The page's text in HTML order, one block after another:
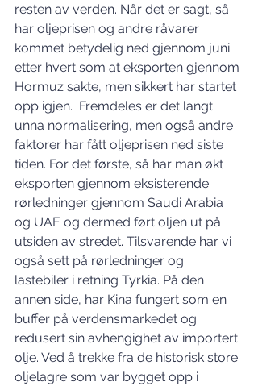
resten av verden. Når det er sagt, så
har oljeprisen og andre råvarer
kommet betydelig ned gjennom juni
etter hvert som at eksporten gjennom
Hormuz sakte, men sikkert har startet
opp igjen.  Fremdeles er det langt
unna normalisering, men også andre
faktorer har fått oljeprisen ned siste
tiden. For det første, så har man økt
eksporten gjennom eksisterende
rørledninger gjennom Saudi Arabia
og UAE og dermed ført oljen ut på
utsiden av stredet. Tilsvarende har vi
også sett på rørledninger og
lastebiler i retning Tyrkia. På den
annen side, har Kina fungert som en
buffer på verdensmarkedet og
redusert sin avhengighet av importert
olje. Ved å trekke fra de historisk store
oljelagre som var bygget opp i